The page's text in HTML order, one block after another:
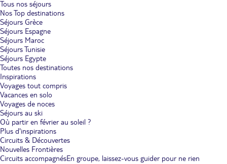
Tous nos séjours
Nos Top destinations
Séjours Grèce
Séjours Espagne
Séjours Maroc
Séjours Tunisie
Séjours Egypte
Toutes nos destinations
Inspirations
Voyages tout compris
Vacances en solo
Voyages de noces
Séjours au ski
Où partir en février au soleil ?
Plus d'inspirations
Circuits & Découvertes
Nouvelles Frontières
Circuits accompagnésEn groupe, laissez-vous guider pour ne rien